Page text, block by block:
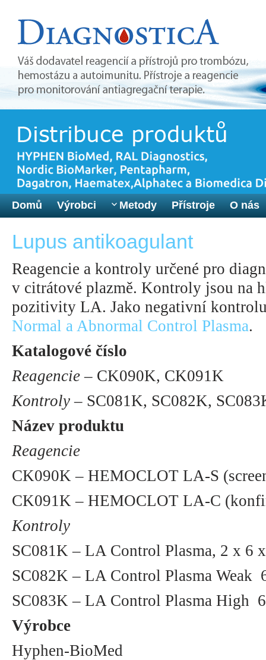
Domů Výrobci Metody Přístroje O nás
Lupus antikoagulant
Reagencie a kontroly určené pro
v citrátové plazmě. Kontroly jsou na
pozitivity LA. Jako negativní
Normal a Abnormal Control Plasma.
Katalogové číslo
Reagencie – CK090K, CK091K
Kontroly – SC081K, SC082K,
Název produktu
Reagencie
CK090K – HEMOCLOT LA-S
CK091K – HEMOCLOT LA-C
Kontroly
SC081K – LA Control Plasma, 2 x 6
SC082K – LA Control Plasma Weak
SC083K – LA Control Plasma High
Výrobce
Hyphen-BioMed